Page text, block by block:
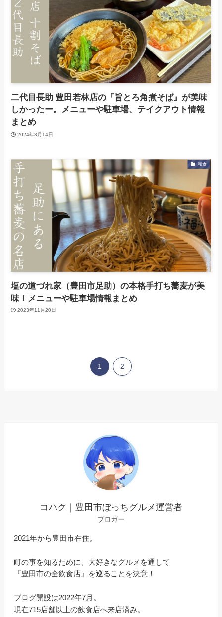
二代目長助 豊田若林店の『旨とろ角煮そば』が美味
しかったー。メニューや駐車場、テイクアウト情報
まとめ
2024年3月14日
和食
塩の道づれ家（豊田市足助）の本格手打ち蕎麦が美
味！メニューや駐車場情報まとめ
2023年11月20日
1 2
コハク｜豊田市ぼっちグルメ運営者
ブロガー
2021年から豊田市在住。
町の事を知るために、大好きなグルメを通して
『豊田市の全飲食店』を巡ることを決意！
ブログ開設は2022年7月。
現在715店舗以上の飲食店へ来店済み。